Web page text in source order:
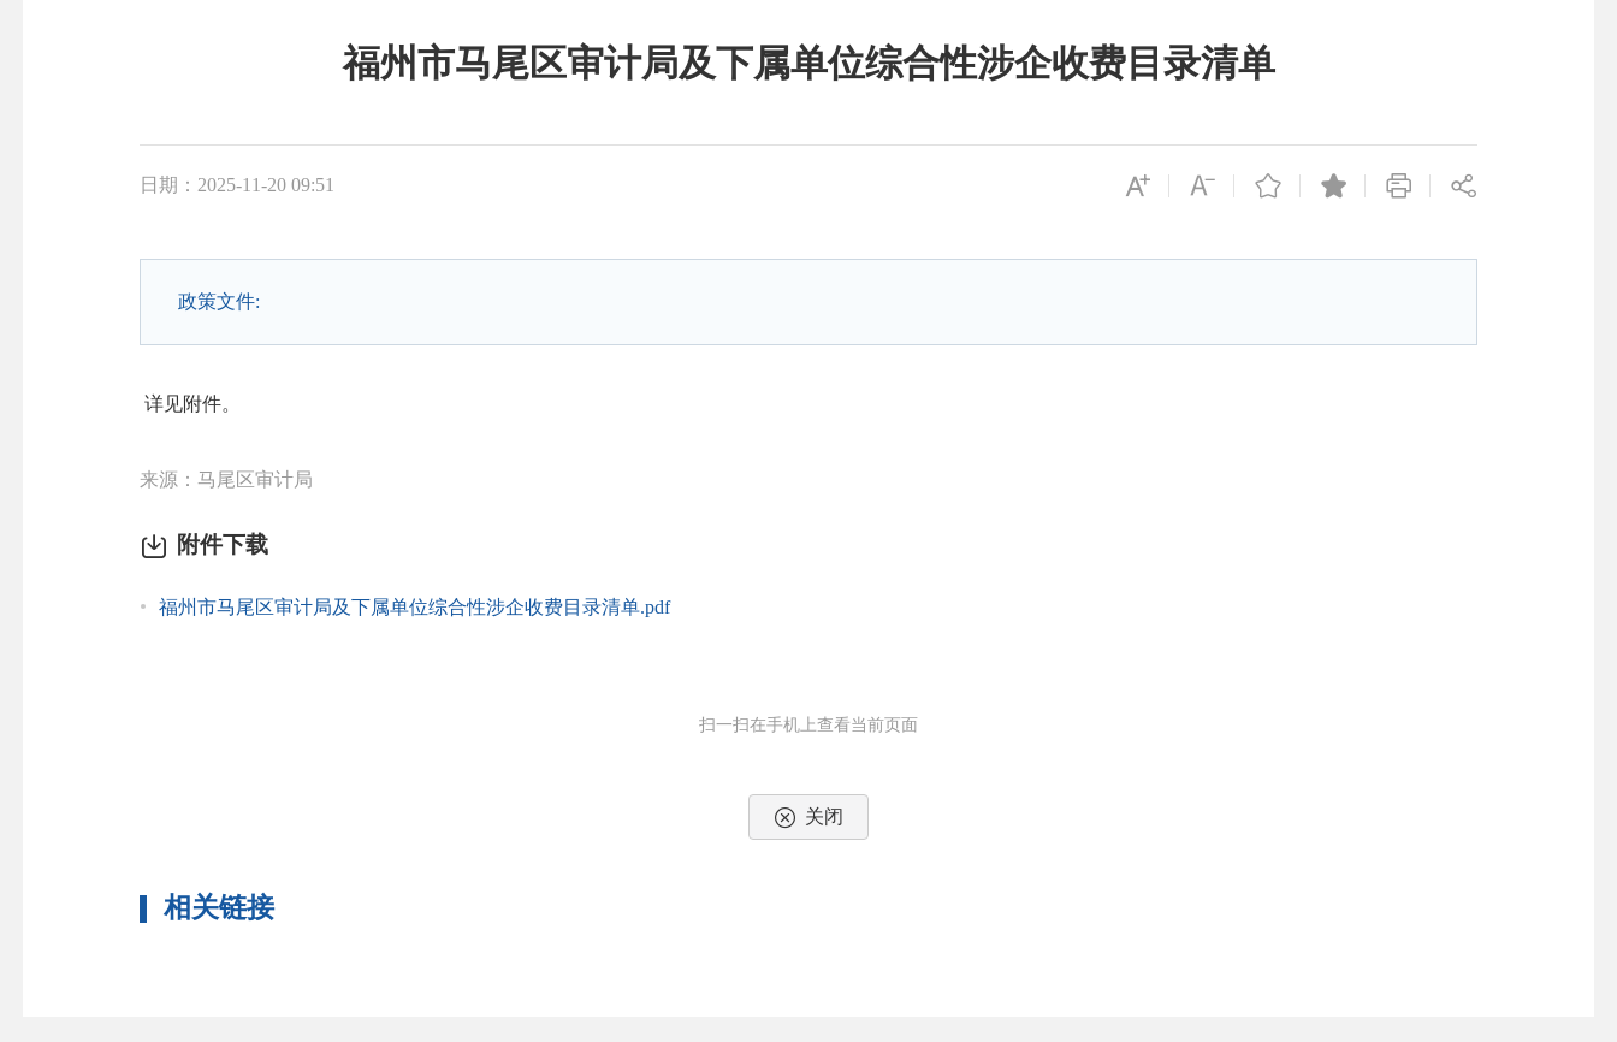
福州市马尾区审计局及下属单位综合性涉企收费目录清单
日期：2025-11-20 09:51
政策文件:
详见附件。
来源：马尾区审计局
附件下载
福州市马尾区审计局及下属单位综合性涉企收费目录清单.pdf
扫一扫在手机上查看当前页面
关闭
相关链接